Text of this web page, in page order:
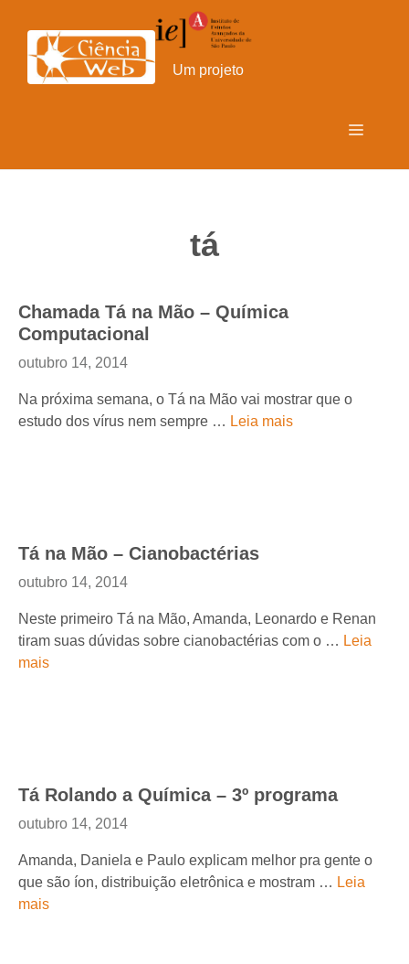
para
conteúdo
Um projeto
Menu
tá
Chamada Tá na Mão – Química
Computacional
outubro 14, 2014
Na próxima semana, o Tá na Mão vai mostrar que o
estudo dos vírus nem sempre … Leia mais
Tá na Mão – Cianobactérias
outubro 14, 2014
Neste primeiro Tá na Mão, Amanda, Leonardo e Renan
tiram suas dúvidas sobre cianobactérias com o … Leia
mais
Tá Rolando a Química – 3º programa
outubro 14, 2014
Amanda, Daniela e Paulo explicam melhor pra gente o
que são íon, distribuição eletrônica e mostram … Leia
mais